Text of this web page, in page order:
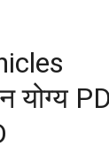
योग्य